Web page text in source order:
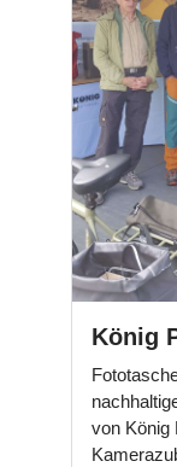
König
von König